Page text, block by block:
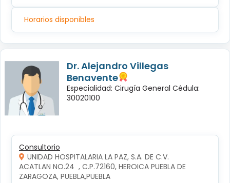
Horarios disponibles
Dr. Alejandro Villegas
Benavente
Especialidad: Cirugía General Cédula:
30020100
Consultorio
UNIDAD HOSPITALARIA LA PAZ, S.A. DE C.V.
ACATLAN NO.24  , C.P.72160, HEROICA PUEBLA DE
ZARAGOZA, PUEBLA,PUEBLA